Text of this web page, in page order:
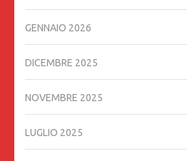
GENNAIO 2026
DICEMBRE 2025
NOVEMBRE 2025
LUGLIO 2025